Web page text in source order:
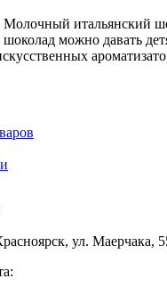
Молочный итальянский
можно давать
ул. Маерчака,